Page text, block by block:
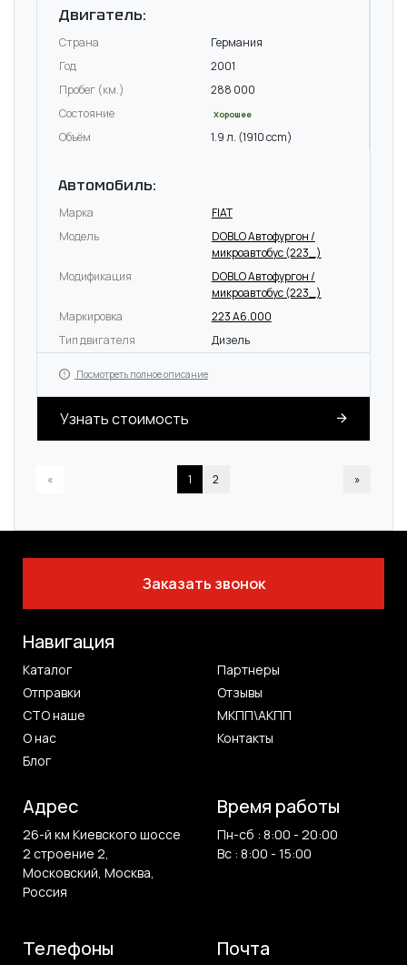
Двигатель:
Страна
Германия
Год
2001
Пробег (км.)
288 000
Состояние
Хорошее
Объём 1.9 л. (1910 ccm)
Автомобиль:
Марка
FIAT
Модель
DOBLO Автофургон /
микроавтобус (223_)
Модификация
DOBLO Автофургон /
микроавтобус (223_)
Маркировка
223 A6.000
Тип двигателя
Дизель
Посмотреть полное описание
Узнать стоимость
« 1 2 »
Заказать звонок
Навигация
Каталог
Партнеры
Отправки
Отзывы
СТО наше
МКПП\АКПП
О нас
Контакты
Блог
Адрес
26-й км Киевского шоссе
2 строение 2,
Московский, Москва,
Россия
Время работы
Пн-сб : 8:00 - 20:00
Вс : 8:00 - 15:00
Телефоны Почта